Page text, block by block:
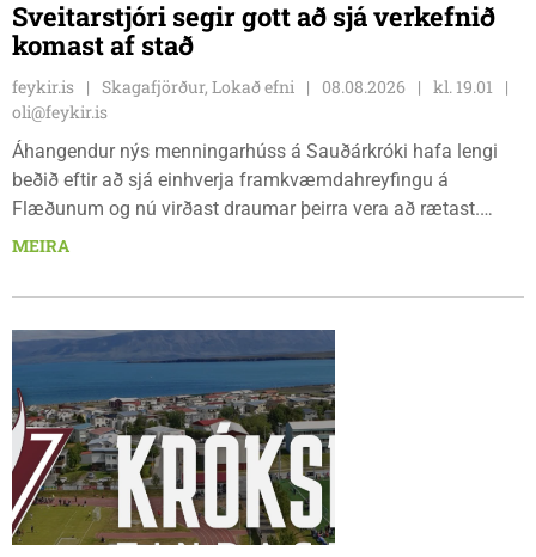
Sveitarstjóri segir gott að sjá verkefnið
komast af stað
feykir.is Skagafjörður, Lokað efni 08.08.2026
kl. 19.01
oli@feykir.is
Áhangendur nýs menningarhúss á Sauðárkróki hafa lengi
beðið eftir að sjá einhverja framkvæmdahreyfingu á
Flæðunum og nú virðast draumar þeirra vera að rætast.
Þórður Hansen mætti með tæki og tól og hóf
og sagði Magnús Barðdal sveitarstjóri það vera virkilega
þegar Feykir spurði hann út í málið.
MEIRA